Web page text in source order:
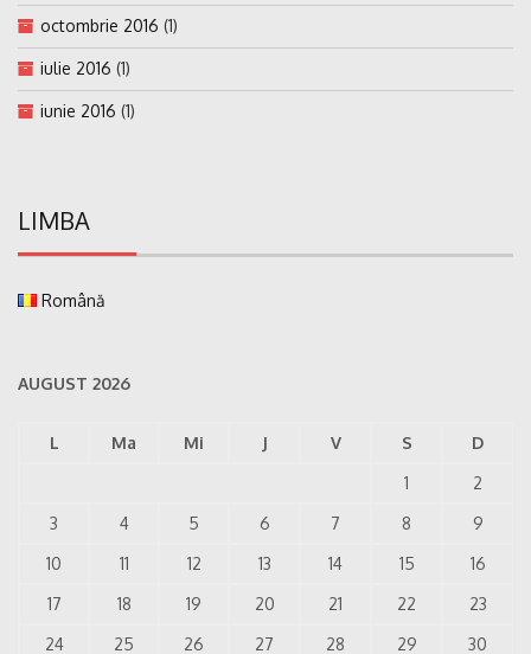
octombrie 2016 (1)
iulie 2016 (1)
iunie 2016 (1)
LIMBA
Română
AUGUST 2026
L Ma Mi J V S
D
1
2
3
4 5 6 7 8
9
10
11 12 13 14 15
16
17
18 19 20 21 22
23
24
25 26 27 28 29 30